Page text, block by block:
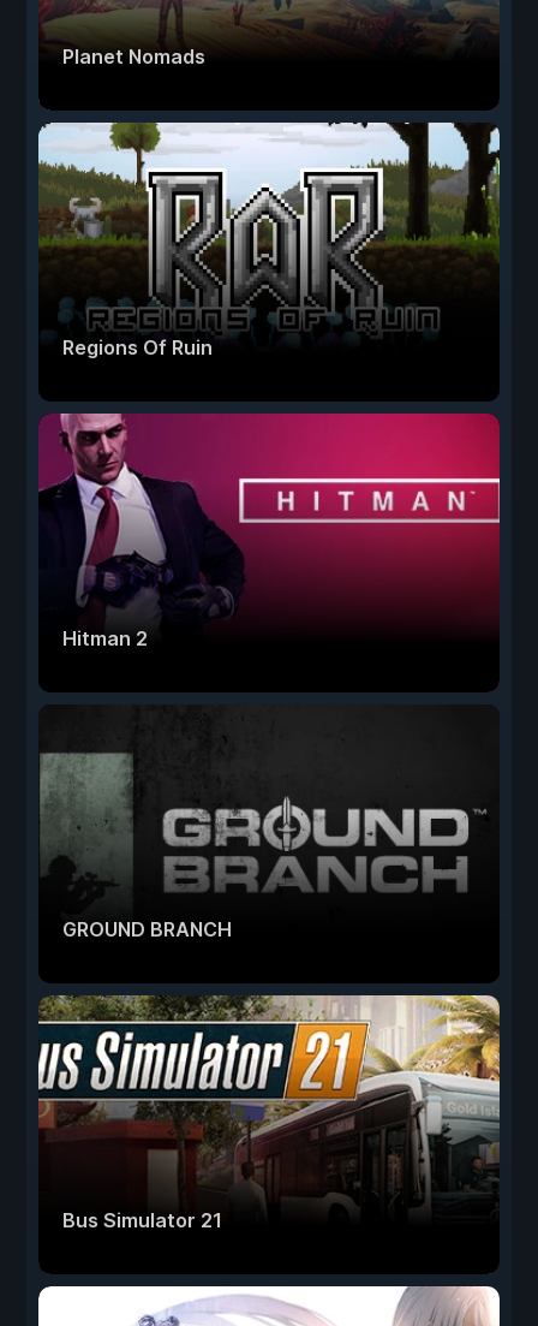
Planet Nomads
Regions Of Ruin
Hitman 2
GROUND BRANCH
Bus Simulator 21